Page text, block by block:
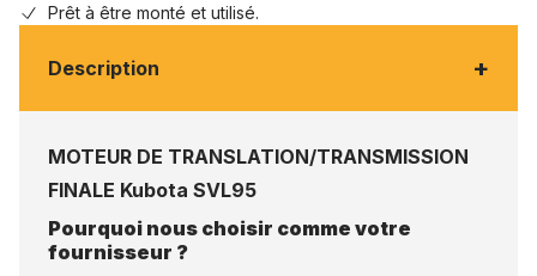
Prêt à être monté et utilisé.
Description +
MOTEUR DE TRANSLATION/TRANSMISSION
FINALE Kubota SVL95
Pourquoi nous choisir comme votre
fournisseur ?